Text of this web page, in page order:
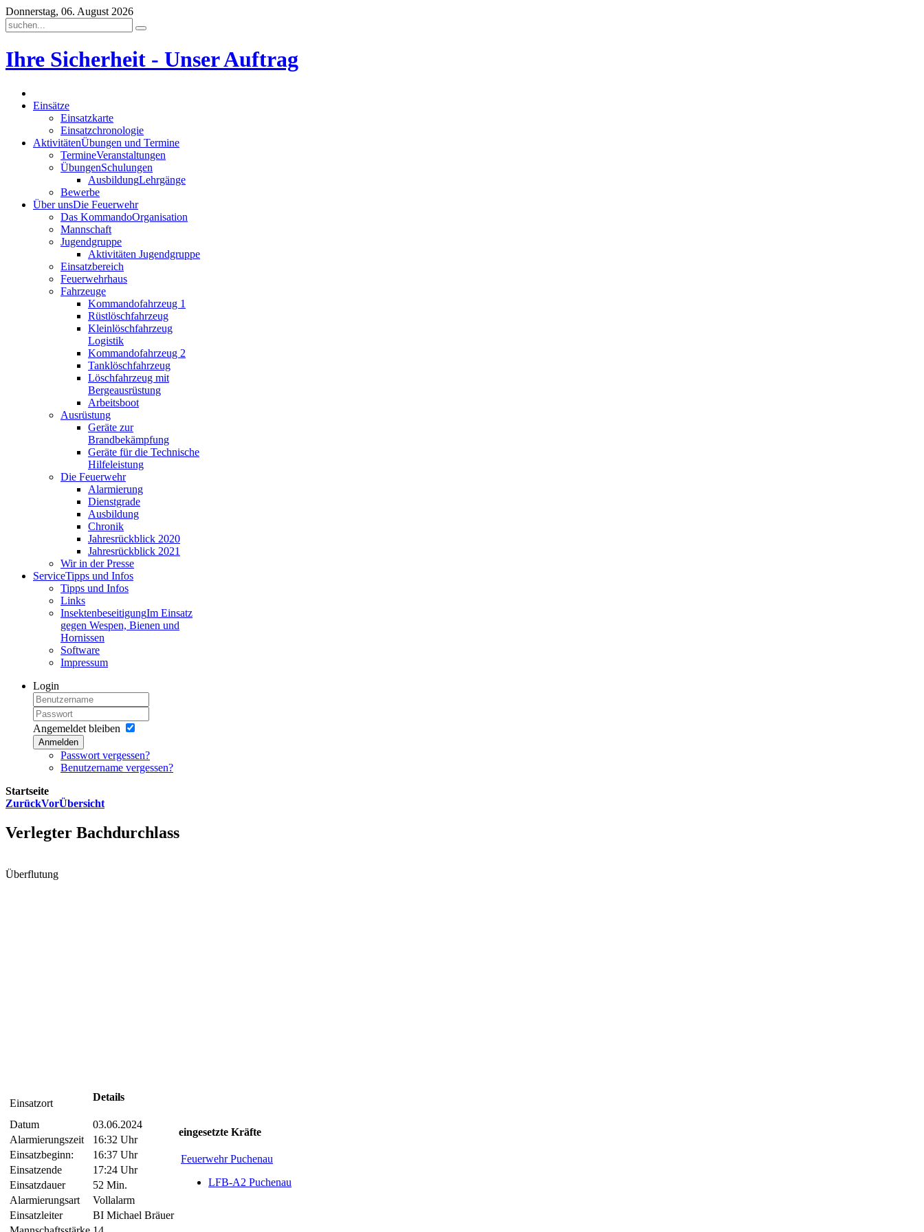
Donnerstag, 06. August 2026
Ihre Sicherheit - Unser Auftrag
Einsätze
Einsatzkarte
Einsatzchronologie
AktivitätenÜbungen und Termine
TermineVeranstaltungen
ÜbungenSchulungen
AusbildungLehrgänge
Bewerbe
Über unsDie Feuerwehr
Das KommandoOrganisation
Mannschaft
Jugendgruppe
Aktivitäten Jugendgruppe
Einsatzbereich
Feuerwehrhaus
Fahrzeuge
Kommandofahrzeug 1
Rüstlöschfahrzeug
Kleinlöschfahrzeug
Logistik
Kommandofahrzeug 2
Tanklöschfahrzeug
Löschfahrzeug mit
Bergeausrüstung
Arbeitsboot
Ausrüstung
Geräte zur
Brandbekämpfung
Geräte für die Technische
Hilfeleistung
Die Feuerwehr
Alarmierung
Dienstgrade
Ausbildung
Chronik
Jahresrückblick 2020
Jahresrückblick 2021
Wir in der Presse
ServiceTipps und Infos
Tipps und Infos
Links
InsektenbeseitigungIm Einsatz
gegen Wespen, Bienen und
Hornissen
Software
Impressum
Login
Angemeldet bleiben
Anmelden
Passwort vergessen?
Benutzername vergessen?
Startseite
ZurückVorÜbersicht
Verlegter Bachdurchlass
Überflutung
Einsatzort
Details
Datum
03.06.2024
Alarmierungszeit
16:32 Uhr
Einsatzbeginn:
16:37 Uhr
Einsatzende
17:24 Uhr
Einsatzdauer
52 Min.
Alarmierungsart
Vollalarm
Einsatzleiter
BI Michael Bräuer
eingesetzte Kräfte
Feuerwehr Puchenau
LFB-A2 Puchenau